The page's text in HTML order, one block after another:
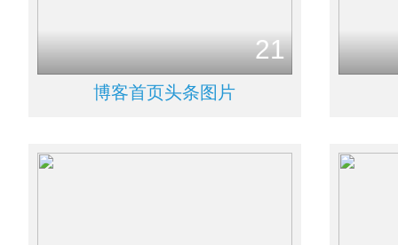
21
博客首页头条图片